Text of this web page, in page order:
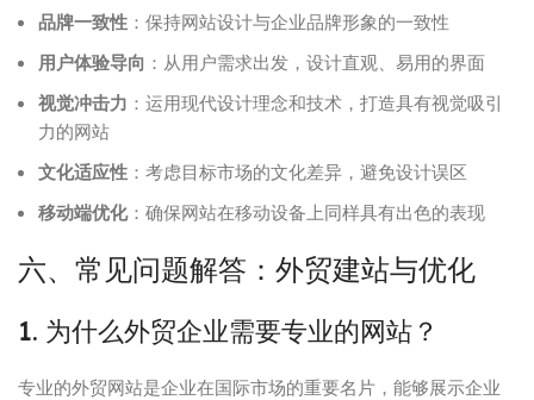
品牌一致性 ：保持网站设计与企业品牌形象的一致性
用户体验导向 ：从用户需求出发，设计直观、易用的界面
视觉冲击力 ：运用现代设计理念和技术，打造具有视觉吸引
力的网站
文化适应性 ：考虑目标市场的文化差异，避免设计误区
移动端优化：确保网站在移动设备上同样具有出色的表现
六、常见问题解答：外贸建站与优化
1. 为什么外贸企业需要专业的网站？
专业的外贸网站是企业在国际市场的重要名片，能够展示企业